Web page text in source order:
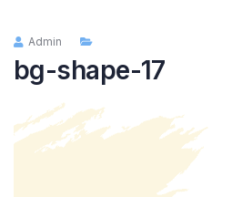
Admin
bg-shape-17